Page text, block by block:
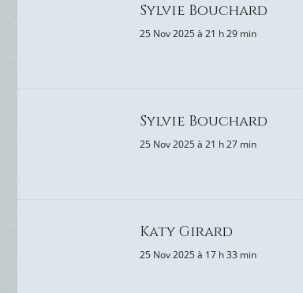
Sylvie Bouchard
25 Nov 2025 à 21 h 29 min
Sylvie Bouchard
25 Nov 2025 à 21 h 27 min
Katy Girard
25 Nov 2025 à 17 h 33 min